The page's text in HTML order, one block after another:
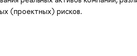
(проектных) рисков.